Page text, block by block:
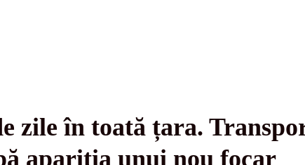
zile în toată țara.
apariția unui nou focar